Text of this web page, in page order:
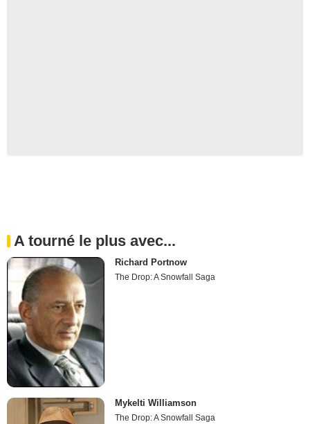
A tourné le plus avec...
Richard Portnow
The Drop: A Snowfall Saga
Mykelti Williamson
The Drop: A Snowfall Saga